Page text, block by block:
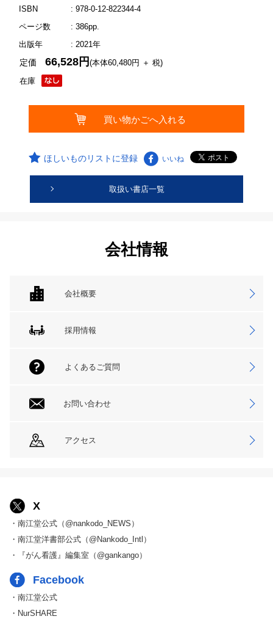
ISBN
: 978-0-12-822344-4
ページ数
: 386pp.
出版年
: 2021年
在庫
定価66,528円(本体60,480円 ＋ 税)
ほしいものリストに登録 いいね
取扱い書店一覧
会社情報
会社概要
採用情報
よくあるご質問
お問い合わせ
アクセス
X
・南江堂公式（@nankodo_NEWS）
・南江堂洋書部公式（@Nankodo_Intl）
・『がん看護』編集室（@gankango）
Facebook
・南江堂公式
・NurSHARE